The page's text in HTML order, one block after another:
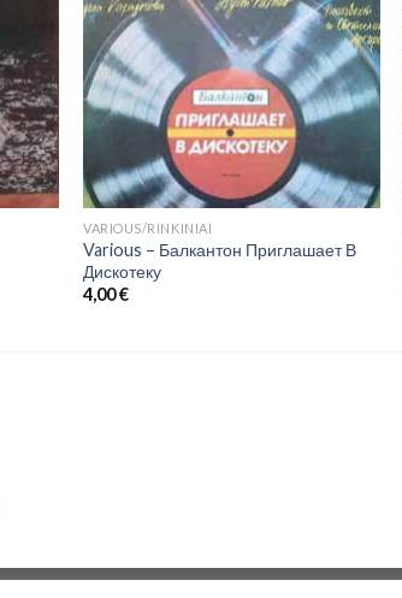
VARIOUS/RINKINIAI
Various ‎– Балкантон Приглашает В
Дискотеку
4,00€